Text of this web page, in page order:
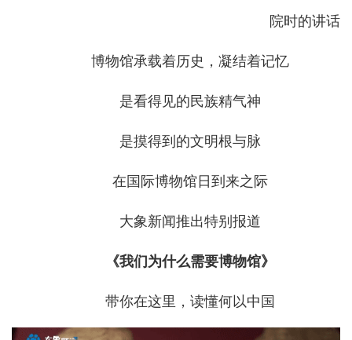
院时的讲话
博物馆承载着历史，凝结着记忆
是看得见的民族精气神
是摸得到的文明根与脉
在国际博物馆日到来之际
大象新闻推出特别报道
《我们为什么需要博物馆》
带你在这里，读懂何以中国